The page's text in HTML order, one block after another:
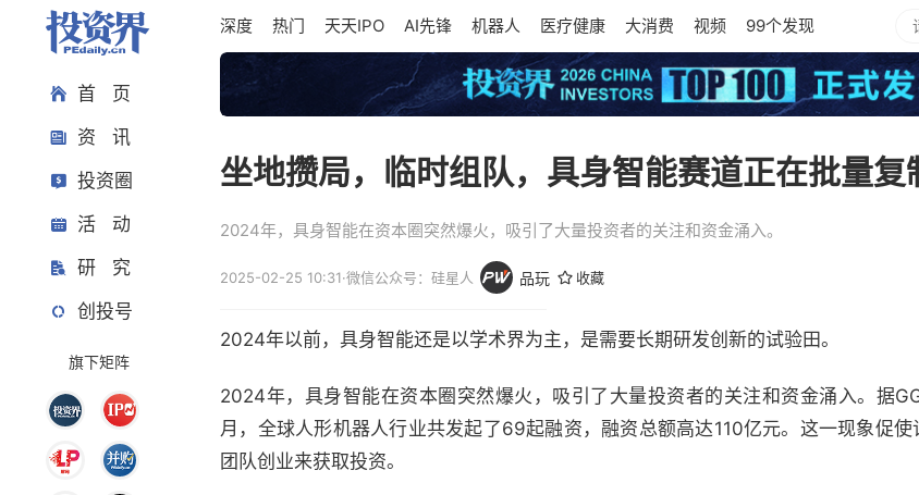
首 页
资 讯
投资圈
活 动
研 究
创投号
旗下矩阵
深度 热门 天天IPO AI先锋 机器人 医疗健康 大消费 视频 99个发现
坐地攒局，临时组队，具身智能赛道正在批量复
2024年，具身智能在资本圈突然爆火，吸引了大量投资者的关注和资金涌入。
2025-02-25 10:31·微信公众号：硅星人 品玩 收藏
2024年以前，具身智能还是以学术界为主，是需要长期研发创新的试验田。
2024年，具身智能在资本圈突然爆火，吸引了大量投资者的关注和资金涌入。据
月，全球人形机器人行业共发起了69起融资，融资总额高达110亿元。这一现象促使
团队创业来获取投资。